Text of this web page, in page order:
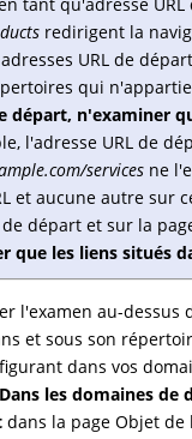
redirigent la
URL de
qui
départ, n'examiner
l'adresse URL de
services ne
et aucune autre sur
départ et sur la
que les liens situés
l'examen au-
et sous son
dans vos
Dans les domaines de
dans la page Objet de